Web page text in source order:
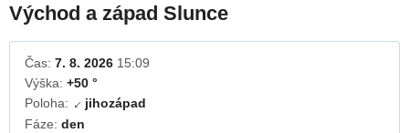
Východ a západ Slunce
Čas: 7. 8. 2026 15:09
Výška: +50 °
Poloha: ↓jihozápad
Fáze: den